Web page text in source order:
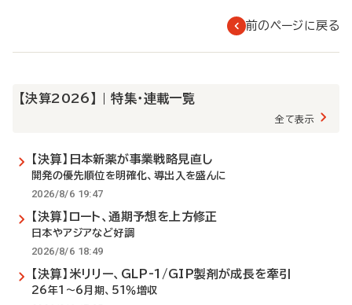
前のページに戻る
【決算2026】 | 特集・連載一覧
全て表示
【決算】日本新薬が事業戦略見直し
開発の優先順位を明確化、導出入を盛んに
2026/8/6 19:47
【決算】ロート、通期予想を上方修正
日本やアジアなど好調
2026/8/6 18:49
【決算】米リリー、GLP-1/GIP製剤が成長を牽引
26年1～6月期、51％増収